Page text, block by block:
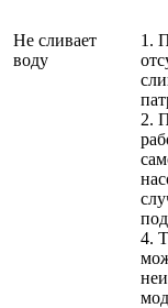
Не сливает
воду
1.
2.
4.